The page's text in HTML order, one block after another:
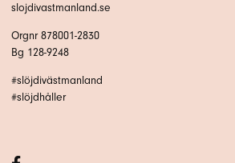
slojdivastmanland.se
Orgnr 878001-2830
Bg 128-9248
#slöjdivästmanland
#slöjdhåller